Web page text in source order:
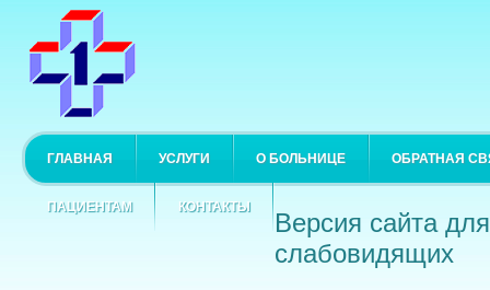
ГЛАВНАЯ УСЛУГИ О БОЛЬНИЦЕ ОБРАТНАЯ
ПАЦИЕНТАМ КОНТАКТЫ
Версия сайта для
слабовидящих